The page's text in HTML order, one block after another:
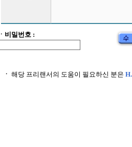
ㆍ비밀번호 :
ㆍ 해당 프리랜서의 도움이 필요하신 분은